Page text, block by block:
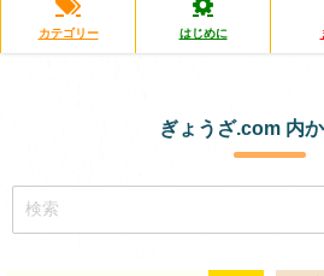
カテゴリー はじめに
ぎょうざ.com 内